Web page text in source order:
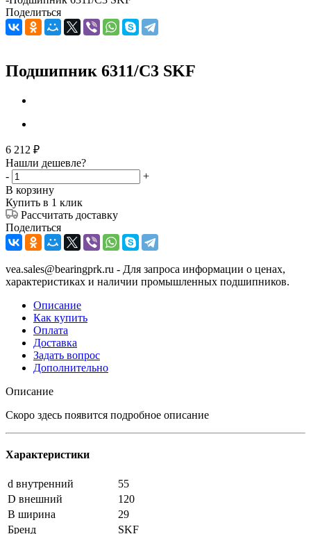
Поделиться
Подшипник 6311/C3 SKF
6 212 ₽
Нашли дешевле?
-
+
В корзину
Купить в 1 клик
Рассчитать доставку
Поделиться
vea.sales@bearingprk.ru - Для запроса информации о ценах,
характеристиках и наличии промышленных подшипников.
Описание
Как купить
Оплата
Доставка
Задать вопрос
Дополнительно
Описание
Скоро здесь появится подробное описание
Характеристики
d внутренний
55
D внешний
120
B ширина
29
Бренд
SKF